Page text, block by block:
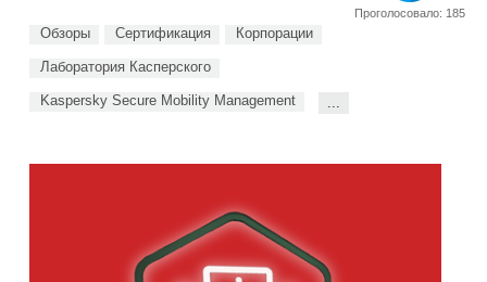
Проголосовало: 185
Обзоры Сертификация Корпорации
Лаборатория Касперского
Kaspersky Secure Mobility Management ...